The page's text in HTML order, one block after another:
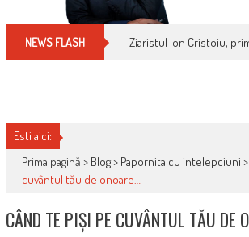
NEWS FLASH Cum îți schimbi, rapid,
Esti aici:
Prima pagină > Blog> Papornita cu intelepciuni >
cuvântul tău de onoare…
CÂND TE PIȘI PE CUVÂNTUL TĂU DE